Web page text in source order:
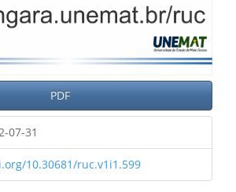
PDF
07-31
10.30681/ruc.v1i1.599